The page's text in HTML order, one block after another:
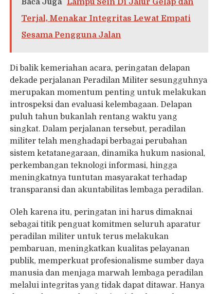
Baca Juga
Lampu Sein Di Jalur Gelap dan
Terjal, Menakar Integritas Lewat Empati
Sesama Pengguna Jalan
Di balik kemeriahan acara, peringatan delapan
dekade perjalanan Peradilan Militer sesungguhnya
merupakan momentum penting untuk melakukan
introspeksi dan evaluasi kelembagaan. Delapan
puluh tahun bukanlah rentang waktu yang
singkat. Dalam perjalanan tersebut, peradilan
militer telah menghadapi berbagai perubahan
sistem ketatanegaraan, dinamika hukum nasional,
perkembangan teknologi informasi, hingga
meningkatnya tuntutan masyarakat terhadap
transparansi dan akuntabilitas lembaga peradilan.
Oleh karena itu, peringatan ini harus dimaknai
sebagai titik penguat komitmen seluruh aparatur
peradilan militer untuk terus melakukan
pembaruan, meningkatkan kualitas pelayanan
publik, memperkuat profesionalisme sumber daya
manusia dan menjaga marwah lembaga peradilan
melalui integritas yang tidak dapat ditawar. Hanya